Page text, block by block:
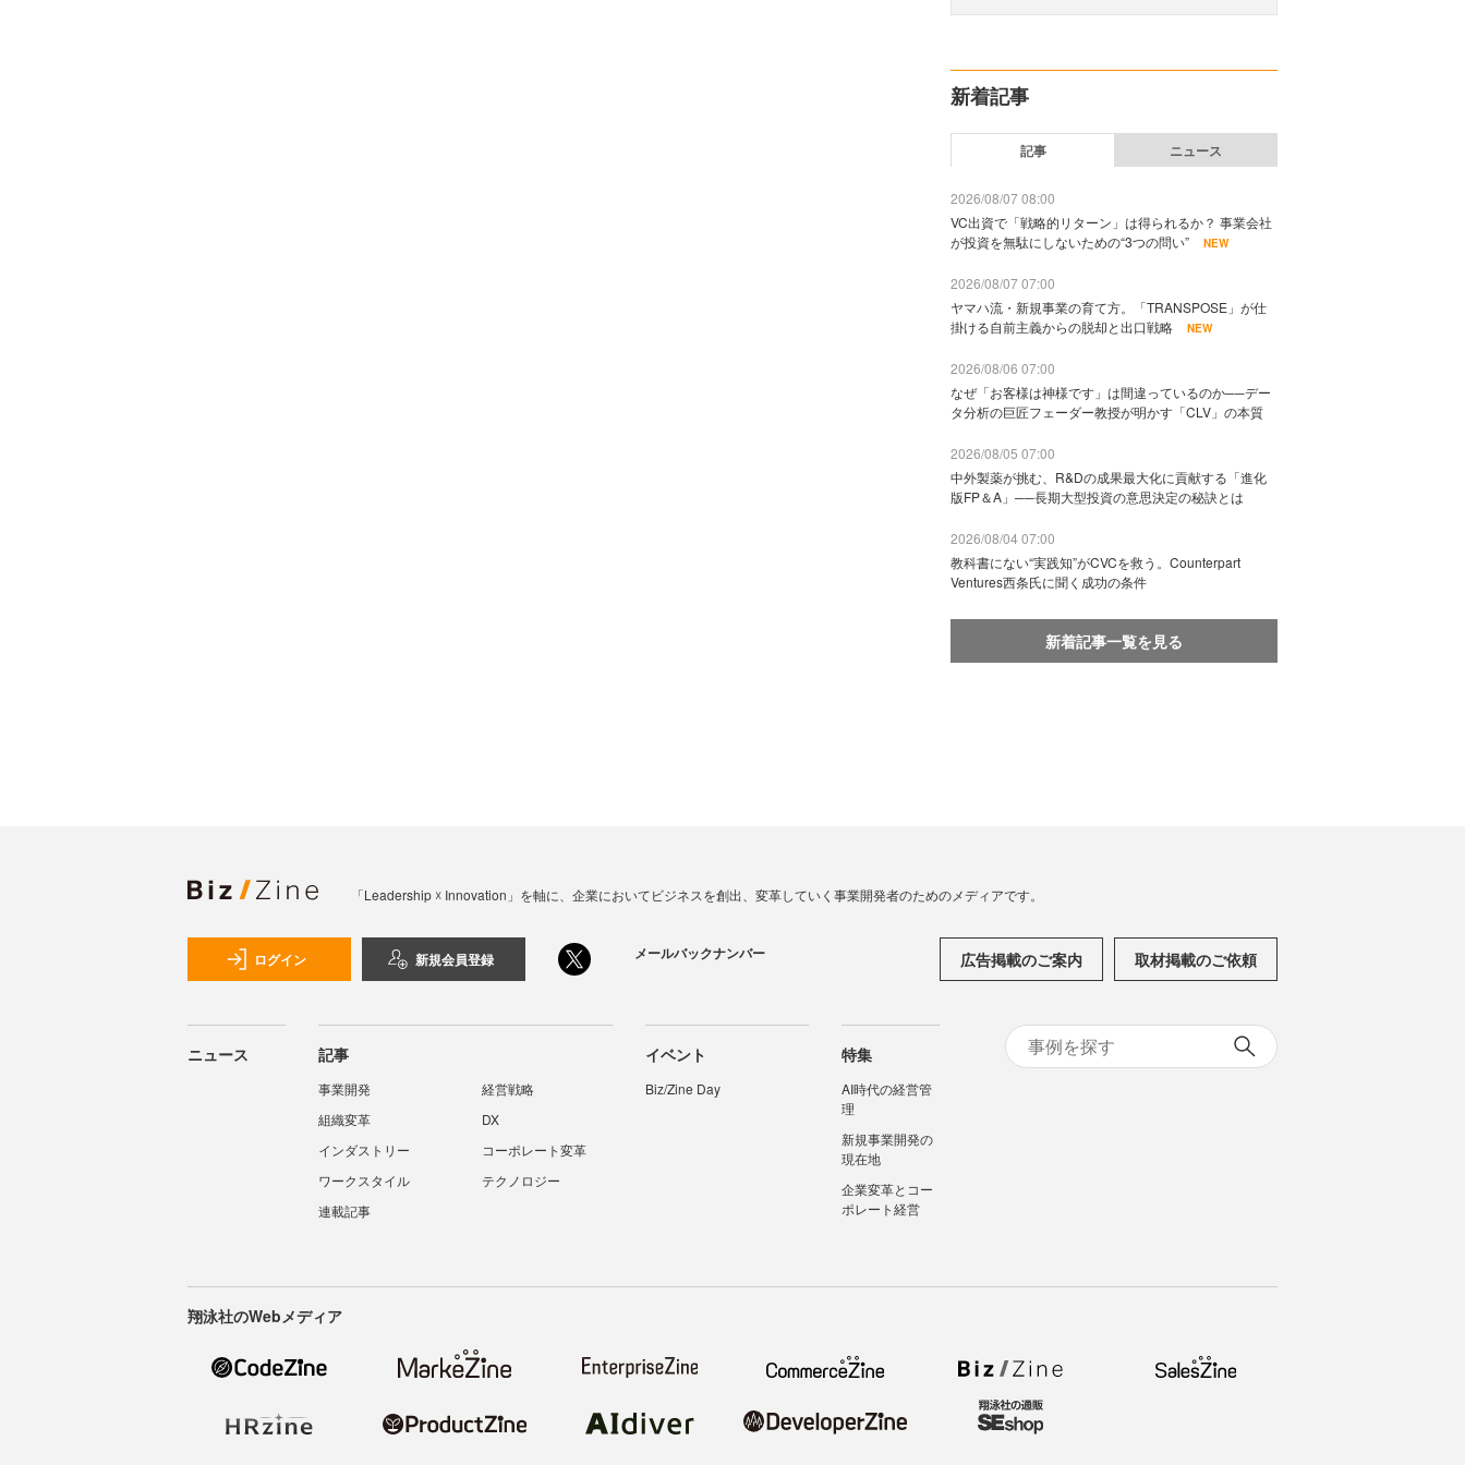
新着記事
記事 ニュース
2026/08/07 08:00
VC出資で「戦略的リターン」は得られるか？ 事業会社
が投資を無駄にしないための“3つの問い”
NEW
2026/08/07 07:00
ヤマハ流・新規事業の育て方。「TRANSPOSE」が仕
掛ける自前主義からの脱却と出口戦略
NEW
2026/08/06 07:00
なぜ「お客様は神様です」は間違っているのか──デー
タ分析の巨匠フェーダー教授が明かす「CLV」の本質
2026/08/05 07:00
中外製薬が挑む、R&Dの成果最大化に貢献する「進化
版FP＆A」──長期大型投資の意思決定の秘訣とは
2026/08/04 07:00
教科書にない“実践知”がCVCを救う。Counterpart
Ventures西条氏に聞く成功の条件
新着記事一覧を見る
「Leadership ☓ Innovation」を軸に、企業においてビジネスを創出、変革していく事業開発者のためのメディアです。
ログイン 新規会員登録 メールバックナンバー 広告掲載のご案内 取材掲載のご依頼
ニュース 記事
事業開発
経営戦略
組織変革
DX
インダストリー
コーポレート変革
ワークスタイル
テクノロジー
連載記事
イベント
Biz/Zine Day
特集
AI時代の経営管
理
新規事業開発の
現在地
企業変革とコー
ポレート経営
翔泳社のWebメディア